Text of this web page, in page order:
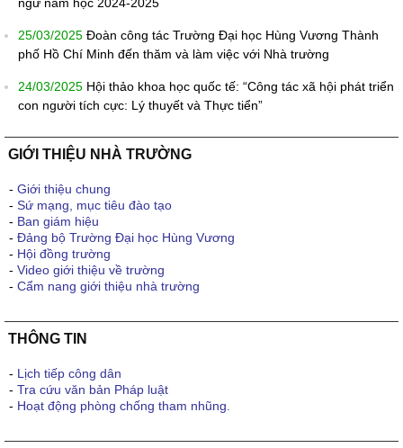
25/03/2025 Đoàn công tác Trường Đại học Hùng Vương Thành
phố Hồ Chí Minh đến thăm và làm việc với Nhà trường
24/03/2025 Hội thảo khoa học quốc tế: “Công tác xã hội phát triển
con người tích cực: Lý thuyết và Thực tiển”
GIỚI THIỆU NHÀ TRƯỜNG
- Giới thiệu chung
- Sứ mạng, mục tiêu đào tạo
- Ban giám hiệu
- Đảng bộ Trường Đại học Hùng Vương
- Hội đồng trường
- Video giới thiệu về trường
- Cẩm nang giới thiệu nhà trường
THÔNG TIN
- Lịch tiếp công dân
- Tra cứu văn bản Pháp luật
- Hoạt động phòng chống tham nhũng.